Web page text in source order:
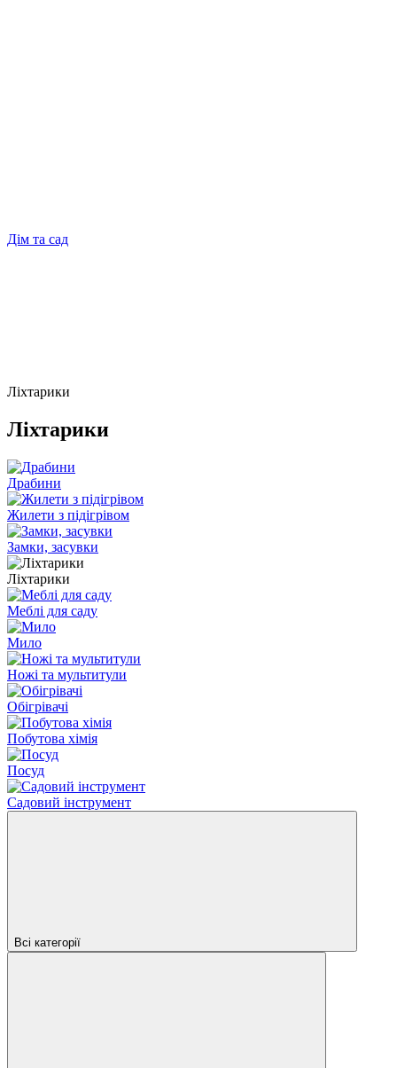
Дім та сад
Ліхтарики
Ліхтарики
Драбини
Жилети з підігрівом
Замки, засувки
Ліхтарики
Меблі для саду
Мило
Ножі та мультитули
Обігрівачі
Побутова хімія
Посуд
Садовий інструмент
Всі категорії